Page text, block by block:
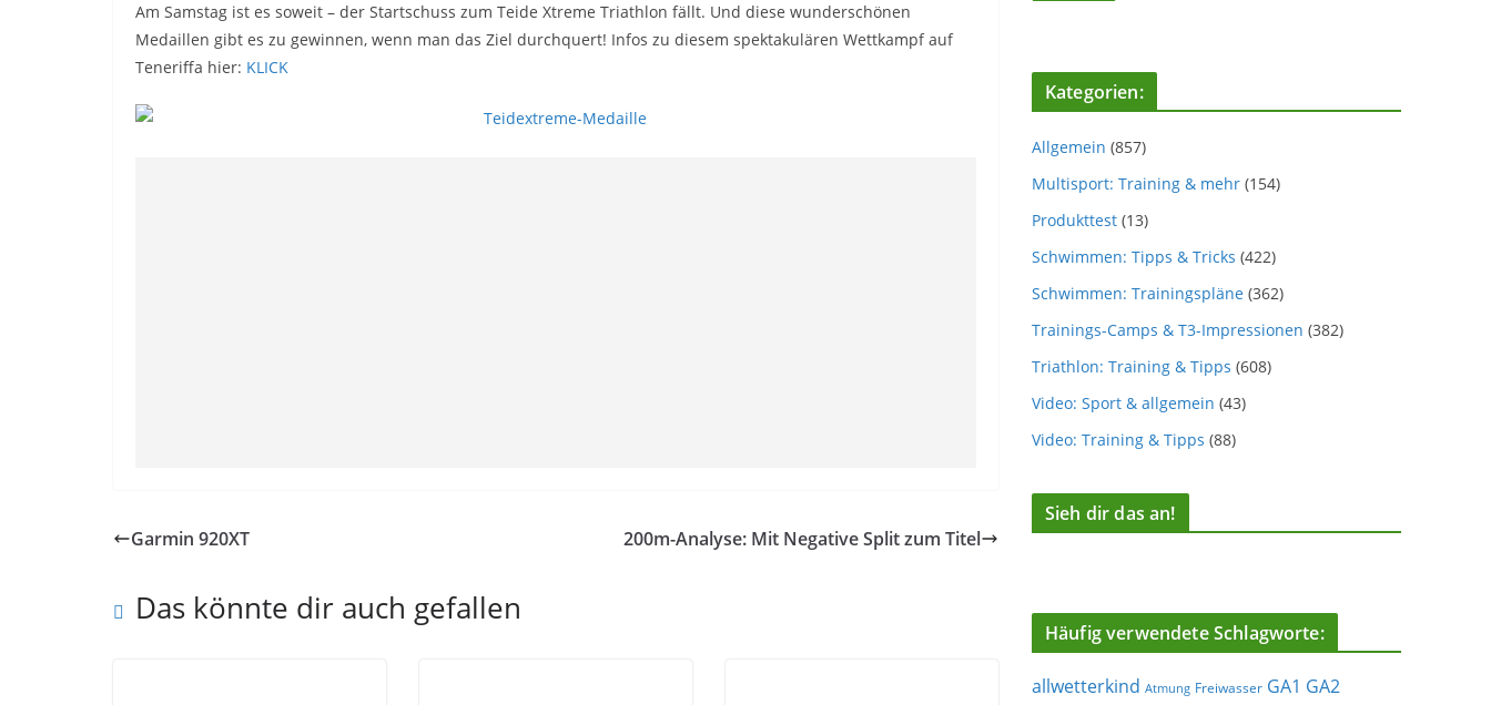
Am Samstag ist es soweit – der Startschuss zum Teide Xtreme Triathlon fällt. Und diese wunderschönen
Medaillen gibt es zu gewinnen, wenn man das Ziel durchquert! Infos zu diesem spektakulären Wettkampf auf
Teneriffa hier: KLICK
Garmin 920XT 200m-Analyse: Mit Negative Split zum Titel
Das könnte dir auch gefallen
Kategorien:
Allgemein (857)
Multisport: Training & mehr (154)
Produkttest (13)
Schwimmen: Tipps & Tricks (422)
Schwimmen: Trainingspläne (362)
Trainings-Camps & T3-Impressionen (382)
Triathlon: Training & Tipps (608)
Video: Sport & allgemein (43)
Video: Training & Tipps (88)
Sieh dir das an!
Häufig verwendete Schlagworte:
allwetterkind Atmung Freiwasser GA1 GA2